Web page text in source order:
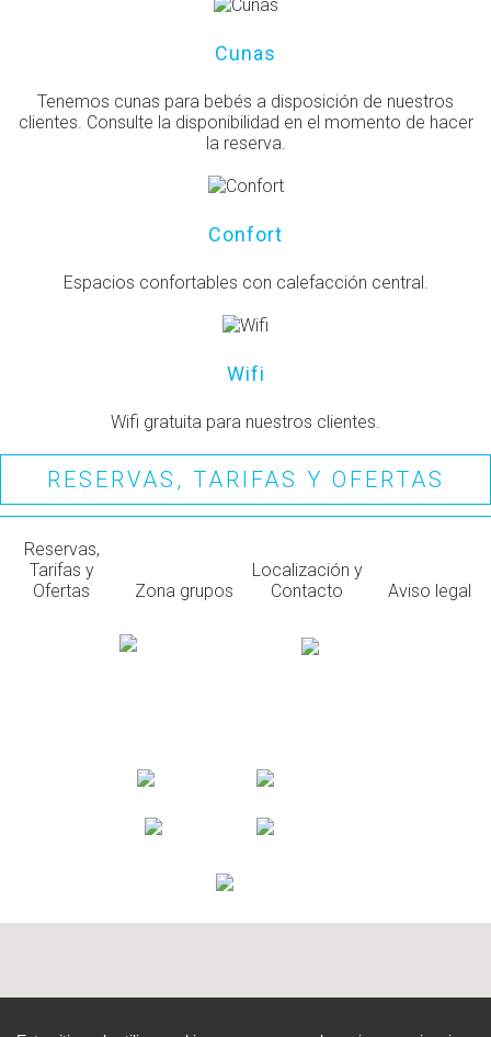
Cunas
Tenemos cunas para bebés a disposición de nuestros
clientes. Consulte la disponibilidad en el momento de hacer
la reserva.
Confort
Espacios confortables con calefacción central.
Wifi
Wifi gratuita para nuestros clientes.
RESERVAS, TARIFAS Y OFERTAS
Reservas,
Tarifas y
Ofertas
Zona grupos
Localización y
Contacto
Aviso legal